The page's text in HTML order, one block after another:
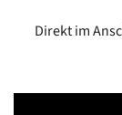
Direkt im